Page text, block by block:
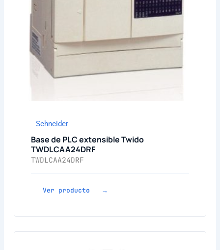
Schneider
Base de PLC extensible Twido
TWDLCAA24DRF
TWDLCAA24DRF
Ver producto →